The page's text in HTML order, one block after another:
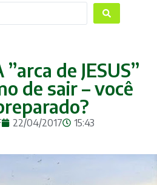
”arca de JESUS”
de sair – você
22/04/2017 15:43